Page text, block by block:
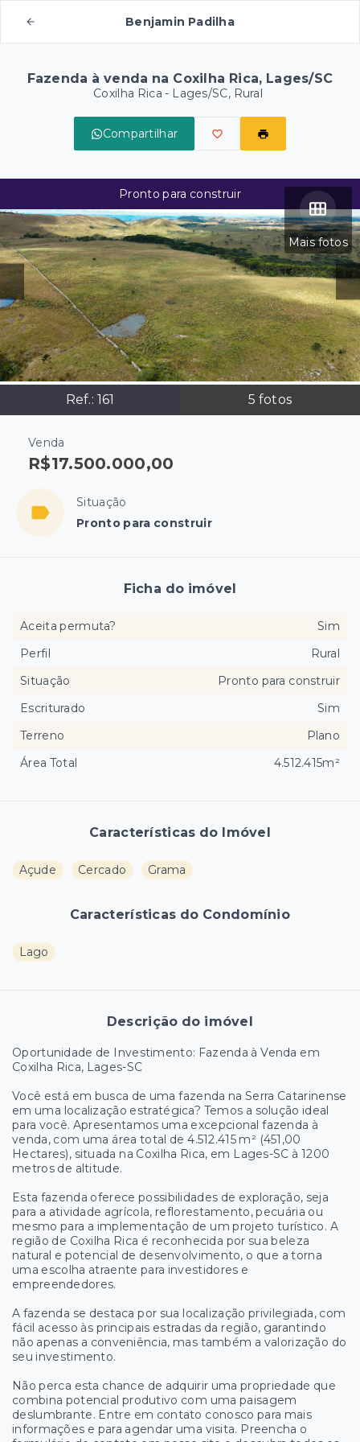
Benjamin Padilha
Fazenda à venda na Coxilha Rica, Lages/SC
Coxilha Rica - Lages/SC, Rural
Compartilhar
Mais fotos
Ref.: 161 5 fotos
Pronto para construir
Venda
R$17.500.000,00
Situação
Pronto para construir
Características do Imóvel
Açude Cercado Grama
Características do Condomínio
Lago
Descrição do imóvel
Oportunidade de Investimento: Fazenda à Venda em
Coxilha Rica, Lages-SC
Você está em busca de uma fazenda na Serra Catarinense
em uma localização estratégica? Temos a solução ideal
para você. Apresentamos uma excepcional fazenda à
venda, com uma área total de 4.512.415 m² (451,00
Hectares), situada na Coxilha Rica, em Lages-SC à 1200
metros de altitude.
Esta fazenda oferece possibilidades de exploração, seja
para a atividade agrícola, reflorestamento, pecuária ou
mesmo para a implementação de um projeto turístico. A
região de Coxilha Rica é reconhecida por sua beleza
natural e potencial de desenvolvimento, o que a torna
uma escolha atraente para investidores e
empreendedores.
A fazenda se destaca por sua localização privilegiada, com
fácil acesso às principais estradas da região, garantindo
não apenas a conveniência, mas também a valorização do
seu investimento.
Não perca esta chance de adquirir uma propriedade que
combina potencial produtivo com uma paisagem
deslumbrante. Entre em contato conosco para mais
informações e para agendar uma visita. Preencha o
Ficha do imóvel
Aceita permuta?
Sim
Perfil
Rural
Situação
Pronto para construir
Escriturado
Sim
Terreno
Plano
Área Total
4.512.415m²